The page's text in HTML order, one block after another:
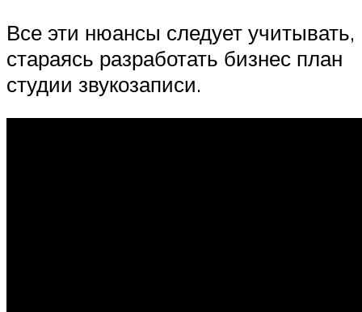
Все эти нюансы следует учитывать,
стараясь разработать бизнес план
студии звукозаписи.